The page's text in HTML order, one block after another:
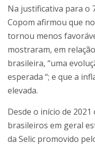
Na justificativa para o
Copom afirmou que
tornou menos
mostraram, em
brasileira, “uma
esperada “; e que a
elevada.
Desde o início de
brasileiros em geral
da Selic promovido